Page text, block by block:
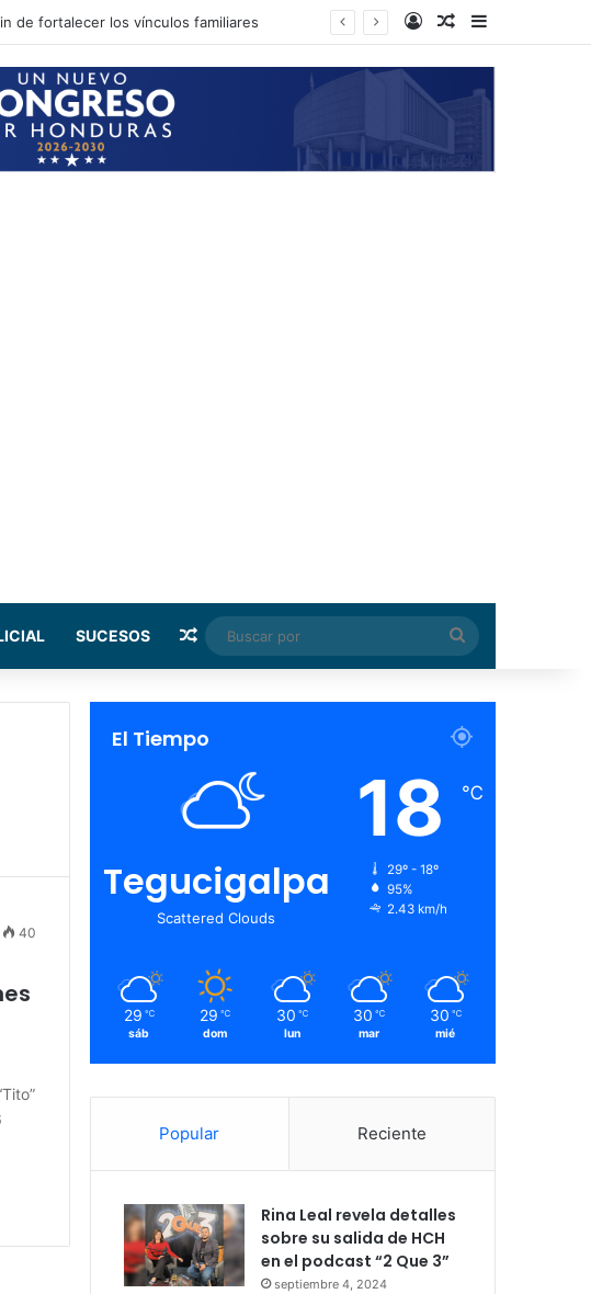
de fortalecer los vínculos familiares Log InRandom Article
SUCESOS Random Article
Buscar
por
40
El Tiempo
Tegucigalpa
Scattered Clouds
18 ℃
29º - 18º
95%
2.43 km/h
29 ℃
sáb
29 ℃
dom
30 ℃
lun
30 ℃
mar
30 ℃
mié
Popular Reciente
Rina Leal revela detalles
sobre su salida de HCH
en el podcast “2 Que 3”
septiembre 4, 2024